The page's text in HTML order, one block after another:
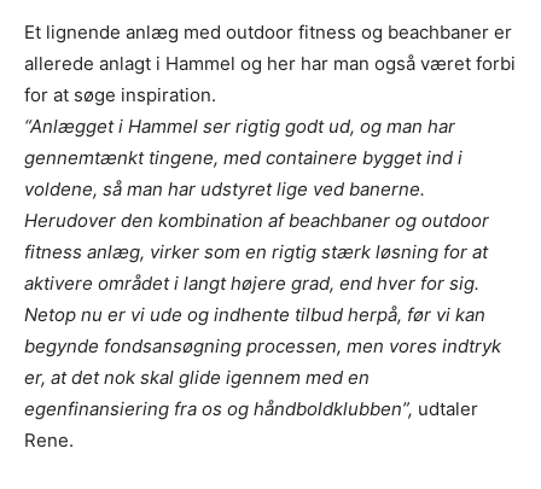
Et lignende anlæg med outdoor fitness og beachbaner er
allerede anlagt i Hammel og her har man også været forbi
for at søge inspiration.
“Anlægget i Hammel ser rigtig godt ud, og man har
gennemtænkt tingene, med containere bygget ind i
voldene, så man har udstyret lige ved banerne.
Herudover den kombination af beachbaner og outdoor
fitness anlæg, virker som en rigtig stærk løsning for at
aktivere området i langt højere grad, end hver for sig.
Netop nu er vi ude og indhente tilbud herpå, før vi kan
begynde fondsansøgning processen, men vores indtryk
er, at det nok skal glide igennem med en
egenfinansiering fra os og håndboldklubben”, udtaler
Rene.